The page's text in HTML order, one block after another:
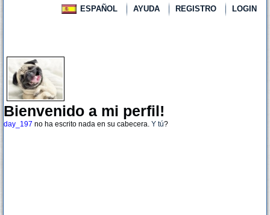
ESPAÑOL AYUDA REGISTRO LOGIN
Bienvenido a mi perfil!
day_197 no ha escrito nada en su cabecera. Y tú?